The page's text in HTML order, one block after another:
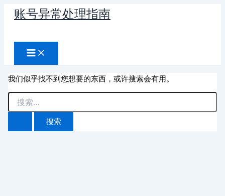
账号异常处理指南
索
我们似乎找不到您想要的东西，或许搜索会有用。
搜
索：